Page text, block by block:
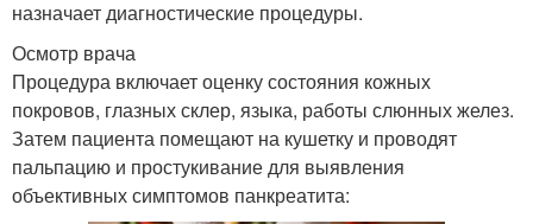
назначает диагностические процедуры.
Осмотр врача
Процедура включает оценку состояния кожных
покровов, глазных склер, языка, работы слюнных желез.
Затем пациента помещают на кушетку и проводят
пальпацию и простукивание для выявления
объективных симптомов панкреатита: